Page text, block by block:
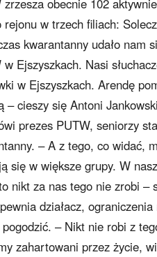
rejonu w trzech filiach:
kwarantanny udało nam
w Ejszyszkach. Nasi
w Ejszyszkach. Arendę
– cieszy się Antoni
prezes PUTW, seniorzy
– A z tego, co widać,
się w większe grupy. W
nikt za nas tego nie zrobi –
działacz,
– Nikt nie robi z
zahartowani przez życie,